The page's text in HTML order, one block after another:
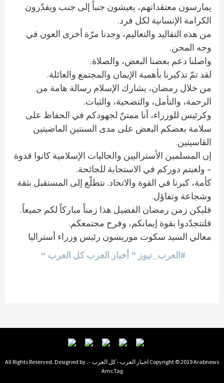
يمارسون معتقداتهم، يعيشون جنباً إلى جنب ويقدّرون
الكرامة الإنسانية لكل فرد.
من هذه التقاليد والتعاليم، وجدنا مرّة أخرى العون في
وجه المحن.
واصلنا دعم بعضنا البعض، والصلاة.
لقد تمّ تذكيرنا بأهمية الإيمان والمجتمع والعائلة.
من خلال رمضان، يشارك الإسلام رسالة هامة من
الرحمة، والتأمل، والتضحية، والثبات.
وكرئيس للوزراء، أنا ممتنّ لجهودكم في الحفاظ على
سلامة بعضكم البعض على مدى السنتين الماضيتين
القاسيتين.
إن المسلمين الأستراليين والجاليات الإسلامية كانوا قدوة
– ولعبتم دوركم في الاستجابة للجائحة.
كأمة، كبرنا في القوة والاتحاد. نتطلّع إلى المستقبل بثقة
وشجاعة وتفاؤل.
فليكن زمن رمضان الفضيل هذا زمناً مباركاً لكم جميعاً.
فلتتجدّدوا بقوة إيمانكم، وفرح مجتمعكم.
معالي السيد سكوت موريسون رئيس وزراء أستراليا
#العرب_نيوز ” أخبار العرب كل العرب “
Copyright © 2019 Arabnews اخبار العرب - كل العرب - . All Rights Reserved. Designed by
AmcTag